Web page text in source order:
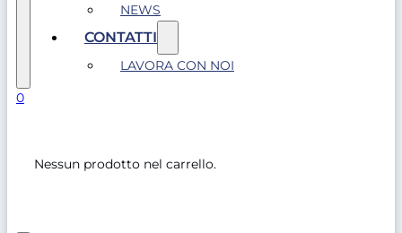
NEWS
CONTATTI
LAVORA CON NOI
0
Nessun prodotto nel carrello.